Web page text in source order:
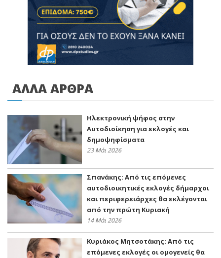
ΑΛΛΑ ΑΡΘΡΑ
Ηλεκτρονική ψήφος στην
Αυτοδιοίκηση για εκλογές και
δημοψηφίσματα
23 Μάι 2026
Σπανάκης: Από τις επόμενες
αυτοδιοικητικές εκλογές δήμαρχοι
και περιφερειάρχες θα εκλέγονται
από την πρώτη Κυριακή
14 Μάι 2026
Κυριάκος Μητσοτάκης: Από τις
επόμενες εκλογές οι ομογενείς θα